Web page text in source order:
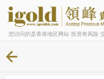
您访问的是香港地区网站 投资有风险